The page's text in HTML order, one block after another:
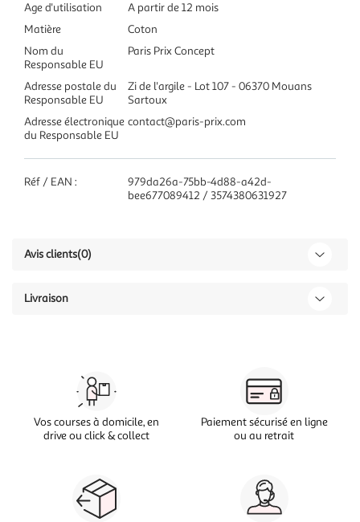
Age d'utilisation
A partir de 12 mois
Matière
Coton
Nom du
Responsable EU
Paris Prix Concept
Adresse postale du
Responsable EU
Zi de l'argile - Lot 107 - 06370 Mouans
Sartoux
Adresse électronique
du Responsable EU
contact@paris-prix.com
Réf / EAN :
979da26a-75bb-4d88-a42d-
bee677089412 / 3574380631927
Avis clients(0)
Livraison
Vos courses à domicile, en
drive ou click & collect
Paiement sécurisé en ligne
ou au retrait